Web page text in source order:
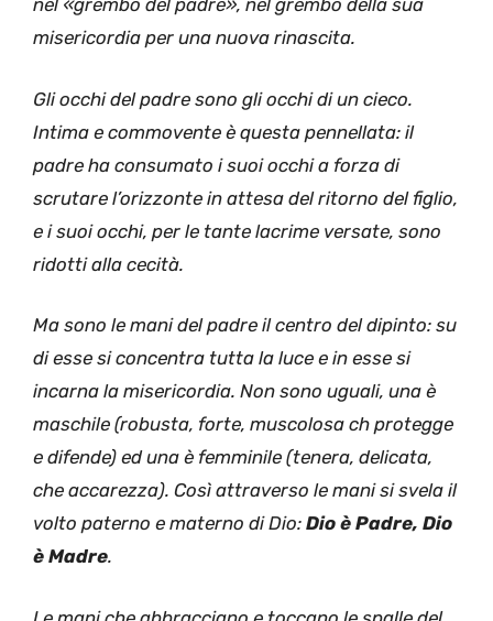
nel «grembo del padre», nel grembo della sua
misericordia per una nuova rinascita.
Gli occhi del padre sono gli occhi di un cieco.
Intima e commovente è questa pennellata: il
padre ha consumato i suoi occhi a forza di
scrutare l’orizzonte in attesa del ritorno del figlio,
e i suoi occhi, per le tante lacrime versate, sono
ridotti alla cecità.
Ma sono le mani del padre il centro del dipinto: su
di esse si concentra tutta la luce e in esse si
incarna la misericordia. Non sono uguali, una è
maschile (robusta, forte, muscolosa ch protegge
e difende) ed una è femminile (tenera, delicata,
che accarezza). Così attraverso le mani si svela il
volto paterno e materno di Dio: Dio è Padre, Dio
è Madre.